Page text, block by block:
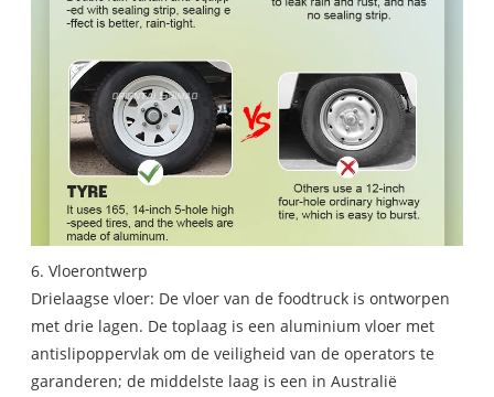
6. Vloerontwerp
Drielaagse vloer: De vloer van de foodtruck is ontworpen
met drie lagen. De toplaag is een aluminium vloer met
antislipoppervlak om de veiligheid van de operators te
garanderen; de middelste laag is een in Australië